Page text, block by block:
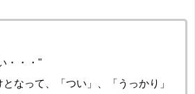
・・・"
なって、「つい」、「うっかり」